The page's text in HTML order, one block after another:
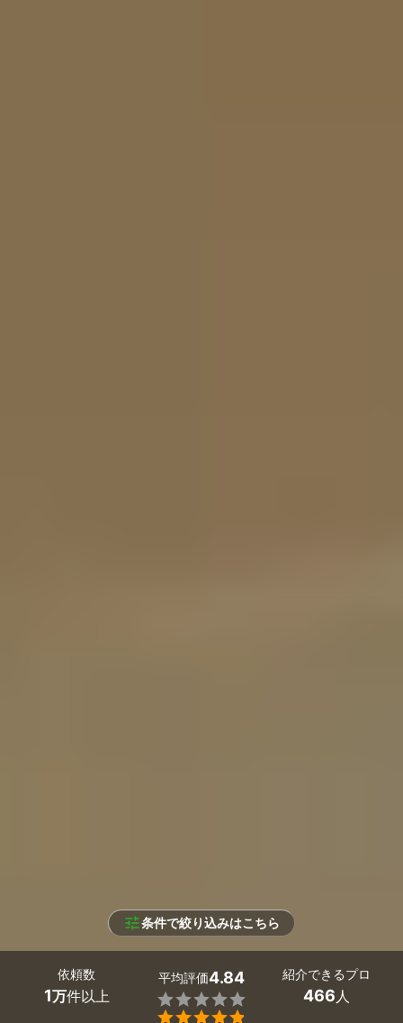
条件で絞り込みはこちら
依頼数
1万件以上
平均評価4.84


紹介できるプロ
466人